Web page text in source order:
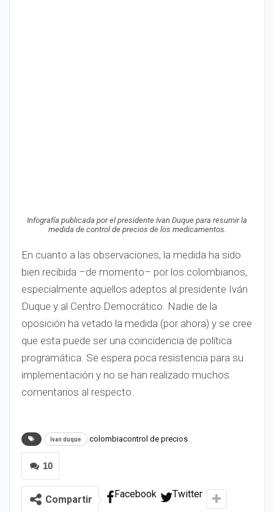
Infografía publicada por el presidente Ivan Duque para resumir la
medida de control de precios de los medicamentos.
En cuanto a las observaciones, la medida ha sido
bien recibida –de momento– por los colombianos,
especialmente aquellos adeptos al presidente Iván
Duque y al Centro Democrático. Nadie de la
oposición ha vetado la medida (por ahora) y se cree
que esta puede ser una coincidencia de política
programática. Se espera poca resistencia para su
implementación y no se han realizado muchos
comentarios al respecto.
colombiacontrol de precios
ivan duque
10
Compartir Facebook Twitter